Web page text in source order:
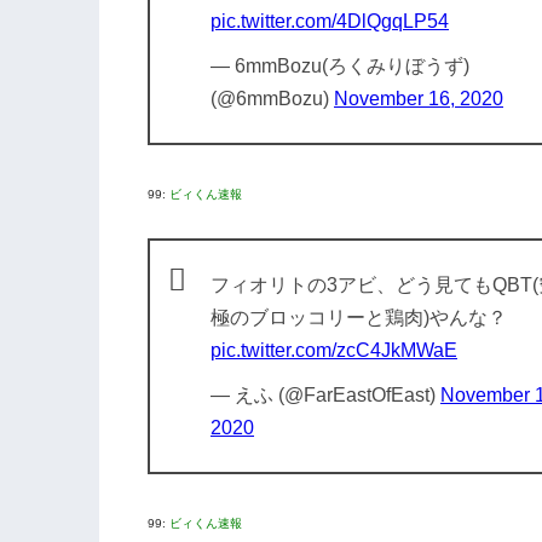
pic.twitter.com/4DlQgqLP54
— 6mmBozu(ろくみりぼうず)
(@6mmBozu) November 16, 2020
99: ビィくん速報
フィオリトの3アビ、どう見てもQBT(
極のブロッコリーと鶏肉)やんな？
pic.twitter.com/zcC4JkMWaE
— えふ (@FarEastOfEast) November
2020
99: ビィくん速報